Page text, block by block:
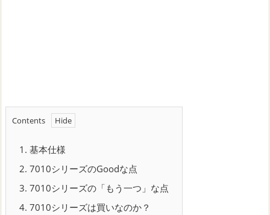
Contents
1. 基本仕様
2. 7010シリーズのGoodな点
3. 7010シリーズの「もう一つ」な点
4. 7010シリーズは買いなのか？